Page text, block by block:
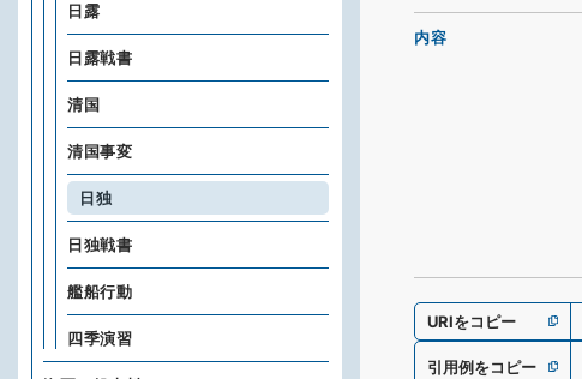
内容
URIをコピー
引用例をコピー
日露
日露戦書
清国
清国事変
日独
日独戦書
艦船行動
四季演習